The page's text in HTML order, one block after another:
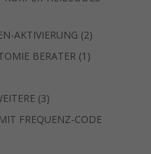
AKTIVIERUNG 22
Produkte
BERATER 1 1
33
Produkte
FREQUENZ-CODE